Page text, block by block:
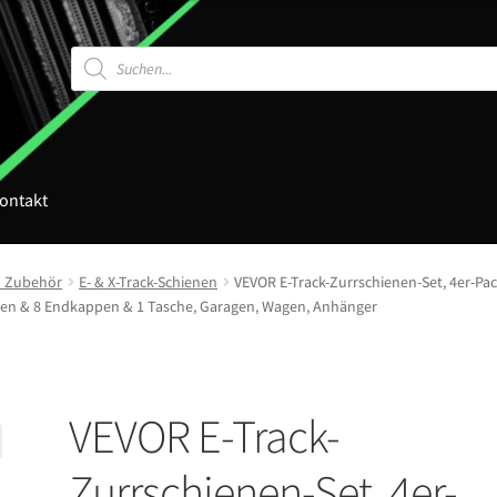
Products
search
Zubehör E- & X-Track-Schienen
VEVOR E-Track-Zurrschienen-Set, 4er-
& 8 Endkappen & 1 Tasche, Garagen, Wagen, Anhänger
VEVOR E-Track-